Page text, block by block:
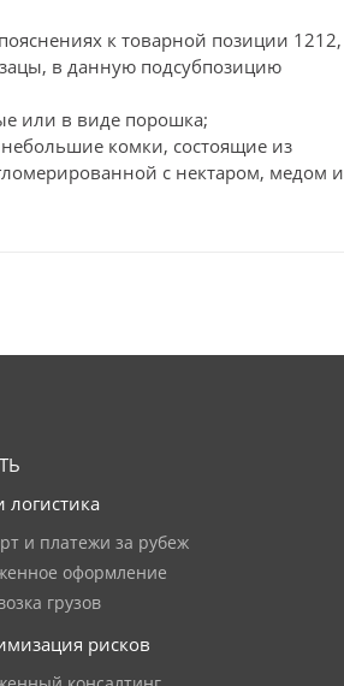
к товарной позиции 1212,
в данную подсубпозицию
или в виде порошка;
комки, состоящие из
с нектаром, медом и
логистика
и платежи за рубеж
оформление
грузов
рисков